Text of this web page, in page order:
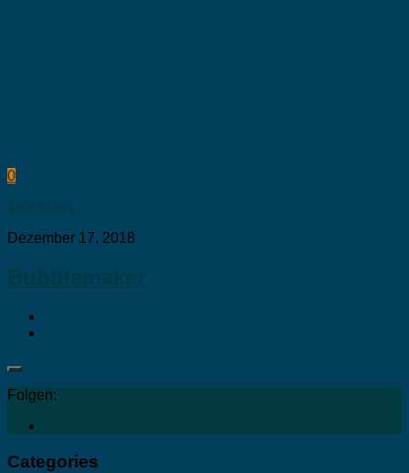
0
Tauchkurs
Dezember 17, 2018
Bubblemaker
Folgen:
Categories